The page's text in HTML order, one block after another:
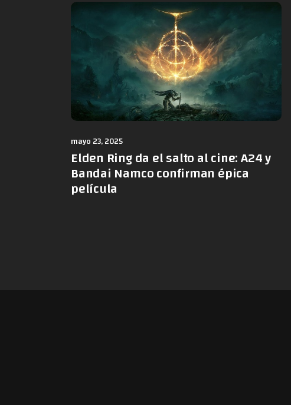
mayo 23, 2025
Elden Ring da el salto al cine: A24 y
Bandai Namco confirman épica
película